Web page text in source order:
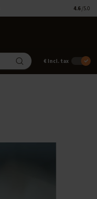
4.6 /5.0
€ Incl. tax